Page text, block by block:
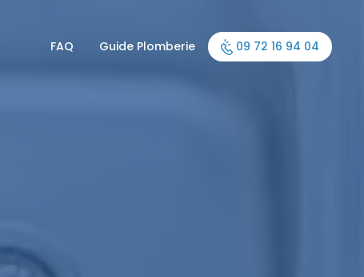
FAQ Guide Plomberie 09 72 16 94 04